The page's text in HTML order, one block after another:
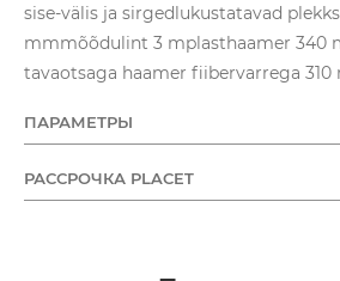
sise-välis ja sirgedlukustatavad
mmmõõdulint 3 mplasthaamer 340
tavaotsaga haamer fiibervarrega 310
ПАРАМЕТРЫ
РАССРОЧКА PLACET